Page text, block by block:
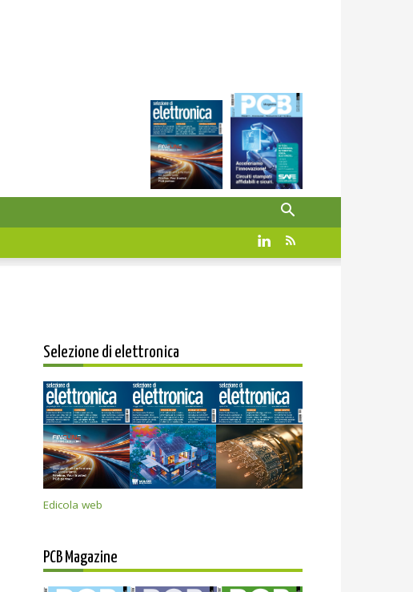
Selezione di elettronica
Edicola web
PCB Magazine